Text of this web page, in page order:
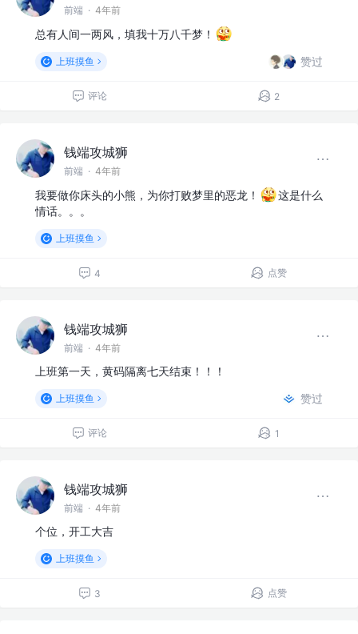
前端 · 4年前
总有人间一两风，填我十万八千梦！
上班摸鱼 赞过
评论 2
钱端攻城狮
前端 · 4年前
我要做你床头的小熊，为你打败梦里的恶龙！
这是什么
情话。。。
上班摸鱼
4 点赞
钱端攻城狮
前端 · 4年前
上班第一天，黄码隔离七天结束！！！
上班摸鱼 赞过
评论 1
钱端攻城狮
前端 · 4年前
个位，开工大吉
上班摸鱼
3 点赞